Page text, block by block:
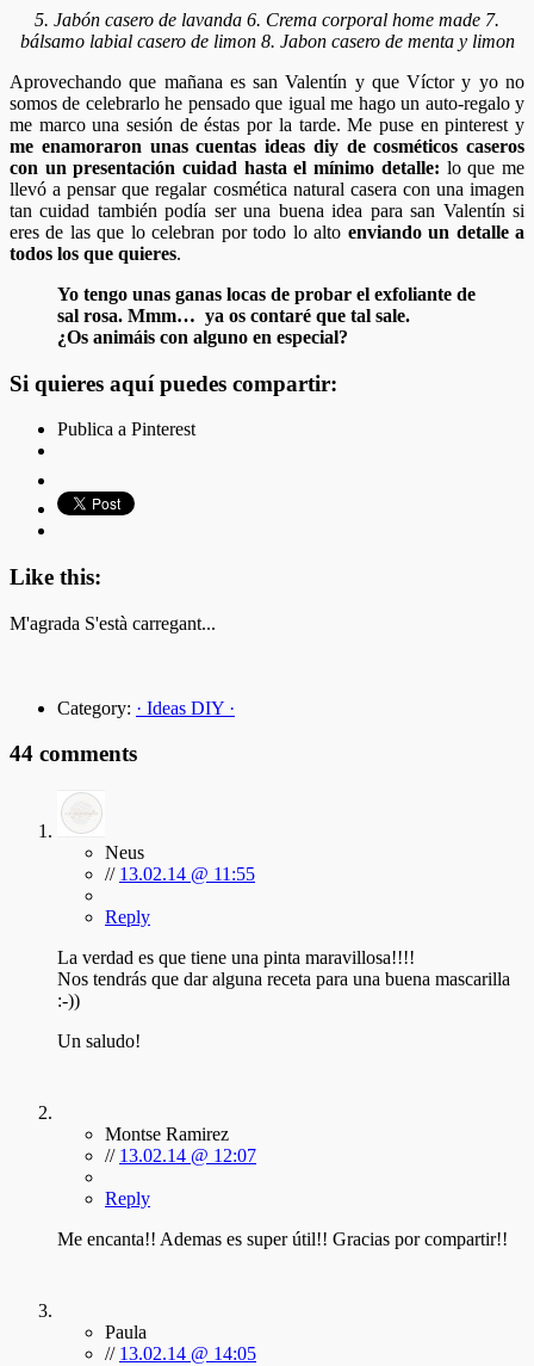
5. Jabón casero de lavanda 6. Crema corporal home made 7.
bálsamo labial casero de limon 8. Jabon casero de menta y limon
Aprovechando que mañana es san Valentín y que Víctor y yo no
somos de celebrarlo he pensado que igual me hago un auto-regalo y
me marco una sesión de éstas por la tarde. Me puse en pinterest y
me enamoraron unas cuentas ideas diy de cosméticos caseros
con un presentación cuidad hasta el mínimo detalle: lo que me
llevó a pensar que regalar cosmética natural casera con una imagen
tan cuidad también podía ser una buena idea para san Valentín si
eres de las que lo celebran por todo lo alto enviando un detalle a
todos los que quieres.
Yo tengo unas ganas locas de probar el exfoliante de
sal rosa. Mmm… ya os contaré que tal sale.
¿Os animáis con alguno en especial?
Si quieres aquí puedes compartir:
Publica a Pinterest
Like this:
M'agrada S'està carregant...
Category: · Ideas DIY ·
44 comments
Neus
// 13.02.14 @ 11:55
Reply
La verdad es que tiene una pinta maravillosa!!!!
Nos tendrás que dar alguna receta para una buena mascarilla
:-))
Un saludo!
Montse Ramirez
// 13.02.14 @ 12:07
Reply
Me encanta!! Ademas es super útil!! Gracias por compartir!!
Paula
// 13.02.14 @ 14:05